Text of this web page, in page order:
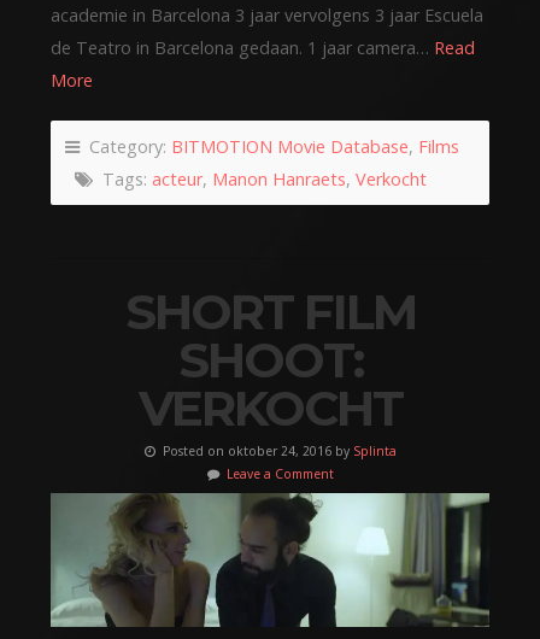
academie in Barcelona 3 jaar vervolgens 3 jaar Escuela
de Teatro in Barcelona gedaan. 1 jaar camera… Read
More
Category: BITMOTION Movie Database, Films
Tags: acteur, Manon Hanraets, Verkocht
SHORT FILM
SHOOT:
VERKOCHT
Posted on oktober 24, 2016 by Splinta
Leave a Comment